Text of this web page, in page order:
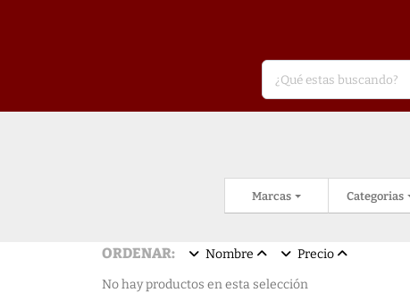
Categorias
Marcas
ORDENAR: Nombre
Precio
No hay productos en esta selección